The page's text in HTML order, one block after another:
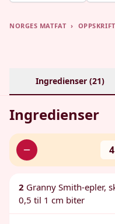
NORGES MATFAT ›
Ingredienser (21)
Ingredienser
4
2 Granny Smith-epler,
0,5 til 1 cm biter